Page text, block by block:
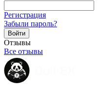
Регистрация
Забыли пароль?
Отзывы
Все отзывы